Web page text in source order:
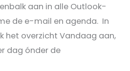
aan in alle Outlook-
de e-mail en agenda. In
het overzicht Vandaag aan,
dag ónder de